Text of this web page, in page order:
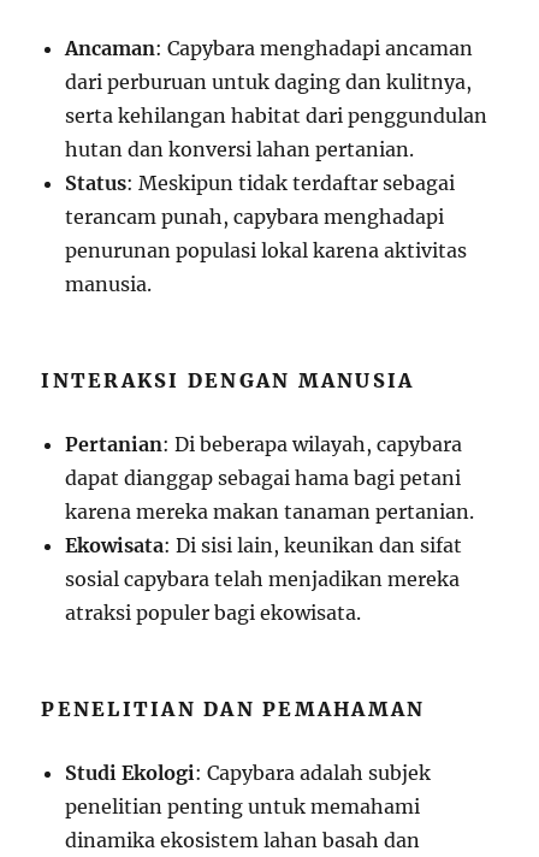
Ancaman: Capybara menghadapi ancaman
dari perburuan untuk daging dan kulitnya,
serta kehilangan habitat dari penggundulan
hutan dan konversi lahan pertanian.
Status: Meskipun tidak terdaftar sebagai
terancam punah, capybara menghadapi
penurunan populasi lokal karena aktivitas
manusia.
INTERAKSI DENGAN MANUSIA
Pertanian: Di beberapa wilayah, capybara
dapat dianggap sebagai hama bagi petani
karena mereka makan tanaman pertanian.
Ekowisata: Di sisi lain, keunikan dan sifat
sosial capybara telah menjadikan mereka
atraksi populer bagi ekowisata.
PENELITIAN DAN PEMAHAMAN
Studi Ekologi: Capybara adalah subjek
penelitian penting untuk memahami
dinamika ekosistem lahan basah dan